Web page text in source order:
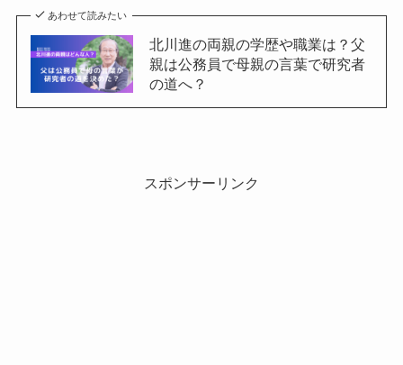
あわせて読みたい
北川進の両親の学歴や職業は？父
親は公務員で母親の言葉で研究者
の道へ？
スポンサーリンク